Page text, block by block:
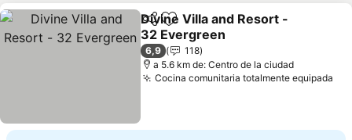
CompartirAñadir a favoritos
Divine Villa and Resort -
32 Evergreen
Ver precios
6,9
118
a 5.6 km de: Centro de la ciudad
Cocina comunitaria totalmente equipada